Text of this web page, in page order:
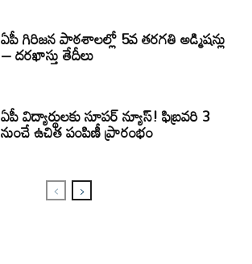
ఏపీ గిరిజన పాఠశాలల్లో 5వ తరగతి అడ్మిషన్లు
– దరఖాస్తు తేదీలు
ఏపీ విద్యార్థులకు సూపర్ న్యూస్! ఫిబ్రవరి 3
నుంచే ఉచిత పంపిణీ ప్రారంభం